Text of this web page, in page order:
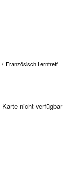
/ Französisch Lerntreff
Karte nicht verfügbar